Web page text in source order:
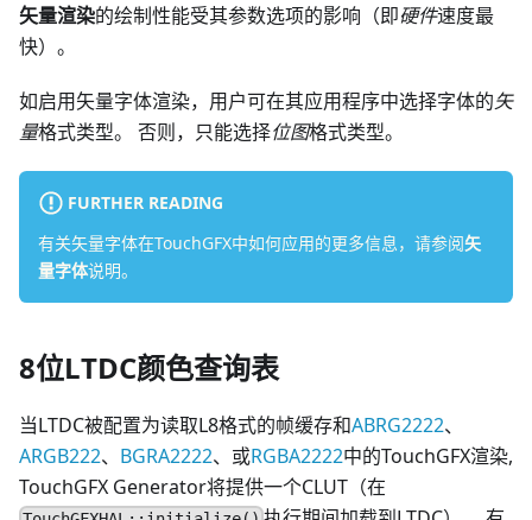
矢量渲染的绘制性能受其参数选项的影响（即硬件速度最
快）。
如启用矢量字体渲染，用户可在其应用程序中选择字体的矢
量格式类型。 否则，只能选择位图格式类型。
FURTHER READING
有关矢量字体在TouchGFX中如何应用的更多信息，请参阅矢
量字体说明。
8位LTDC颜色查询表
当LTDC被配置为读取L8格式的帧缓存和ABRG2222、
ARGB222、 BGRA2222、或RGBA2222中的TouchGFX渲染,
TouchGFX Generator将提供一个CLUT（在